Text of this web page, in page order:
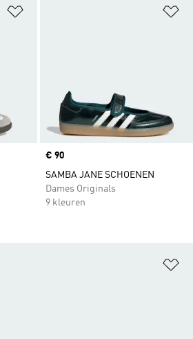
Price
€ 90
SAMBA JANE SCHOENEN
Dames Originals
9 kleuren